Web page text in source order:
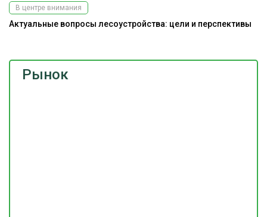
Рынок
В центре внимания
Актуальные вопросы лесоустройства: цели и перспективы